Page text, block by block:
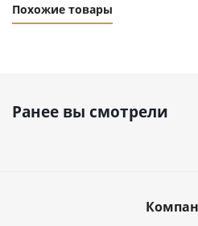
Похожие товары
Ранее вы смотрели